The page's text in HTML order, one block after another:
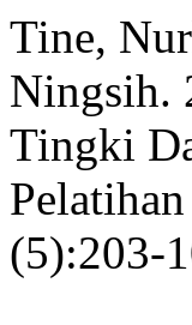
Tine,
Ningsih.
Tingki
(5):203-